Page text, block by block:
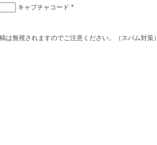
キャプチャコード *
は無視されますのでご注意ください。（スパム対策）